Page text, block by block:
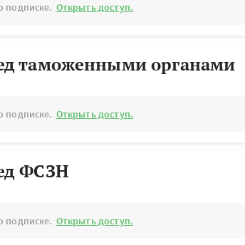
подписке. Открыть доступ.
таможенными органами
подписке. Открыть доступ.
ФСЗН
подписке. Открыть доступ.